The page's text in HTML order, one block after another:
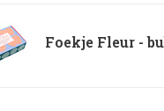
Foekje Fleur -